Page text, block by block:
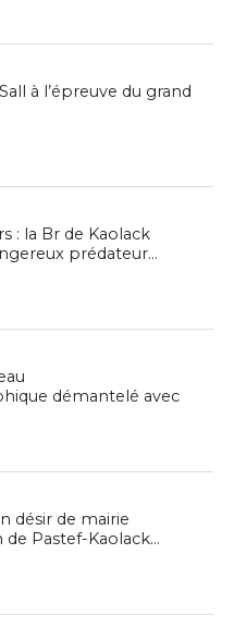
à l’épreuve du grand
: la Br de Kaolack
prédateur...
démantelé avec
désir de mairie
Pastef-Kaolack...